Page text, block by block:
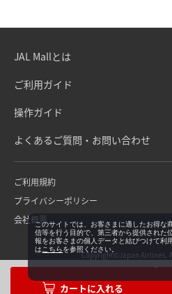
JAL Mallとは
ご利用ガイド
操作ガイド
よくあるご質問・お問い合わせ
ご利用規約
プライバシーポリシー
会社概要
Copyright©Japan Airlines.
このサイトでは、お客さまに適したお得な
信等を行う目的で、第三者から提供された
報をお客さまの個人データと結びつけて利
は こちらを参照ください。